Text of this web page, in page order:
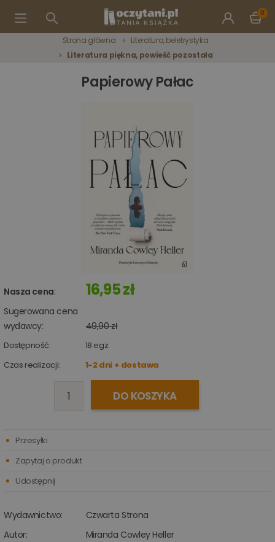
0
Strona główna
Literatura, beletrystyka
Literatura piękna, powieść pozostała
Papierowy Pałac
Nasza cena: 16,95 zł
Sugerowana cena
wydawcy:
49,90 zł
Dostępność: 18 egz.
Czas realizacji:
1-2 dni + dostawa
DO KOSZYKA
Wydawnictwo:
Czwarta Strona
Autor:
Miranda Cowley Heller
Przesyłki
Zapytaj o produkt
Udostępnij